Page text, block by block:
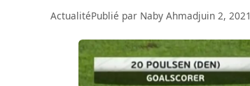
ActualitéPublié par Naby Ahmadjuin 2, 2021